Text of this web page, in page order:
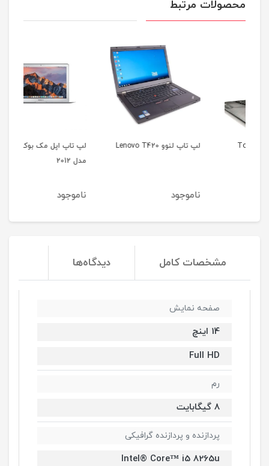
محصولات مرتبط
لپ تاپ لنوو Lenovo T420
لپ تاپ اپل مک بوک ایر
مشخصات کامل دیدگاه‌ها
صفحه نمایش
14 اینچ
Full HD
رم
8 گیگابایت
پردازنده و پردازنده گرافیکی
Intel® Core™ i5 8265u